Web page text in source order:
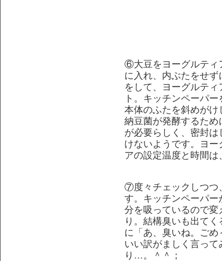
⑥大豆をヨーグルティ
に入れ、内ぶたをせず
をして、ヨーグルティ
ト。キッチンペーパ
本体のふたを斜めがけ
納豆菌が発酵するため
が必要らしく、密封は
けないようです。ヨー
アの設定温度と時間
⑦度々チェックしつつ
す。キッチンペーパー
分を吸っているので変
り。結構臭いも出てく
に「あ、臭いね。ごめ
いい訳がましく言って
り…。＾＾；